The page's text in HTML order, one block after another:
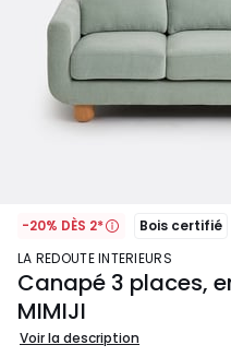
-20% DÈS 2*
Bois certifié
LA REDOUTE INTERIEURS
Canapé 3 places,
MIMIJI
Voir la description